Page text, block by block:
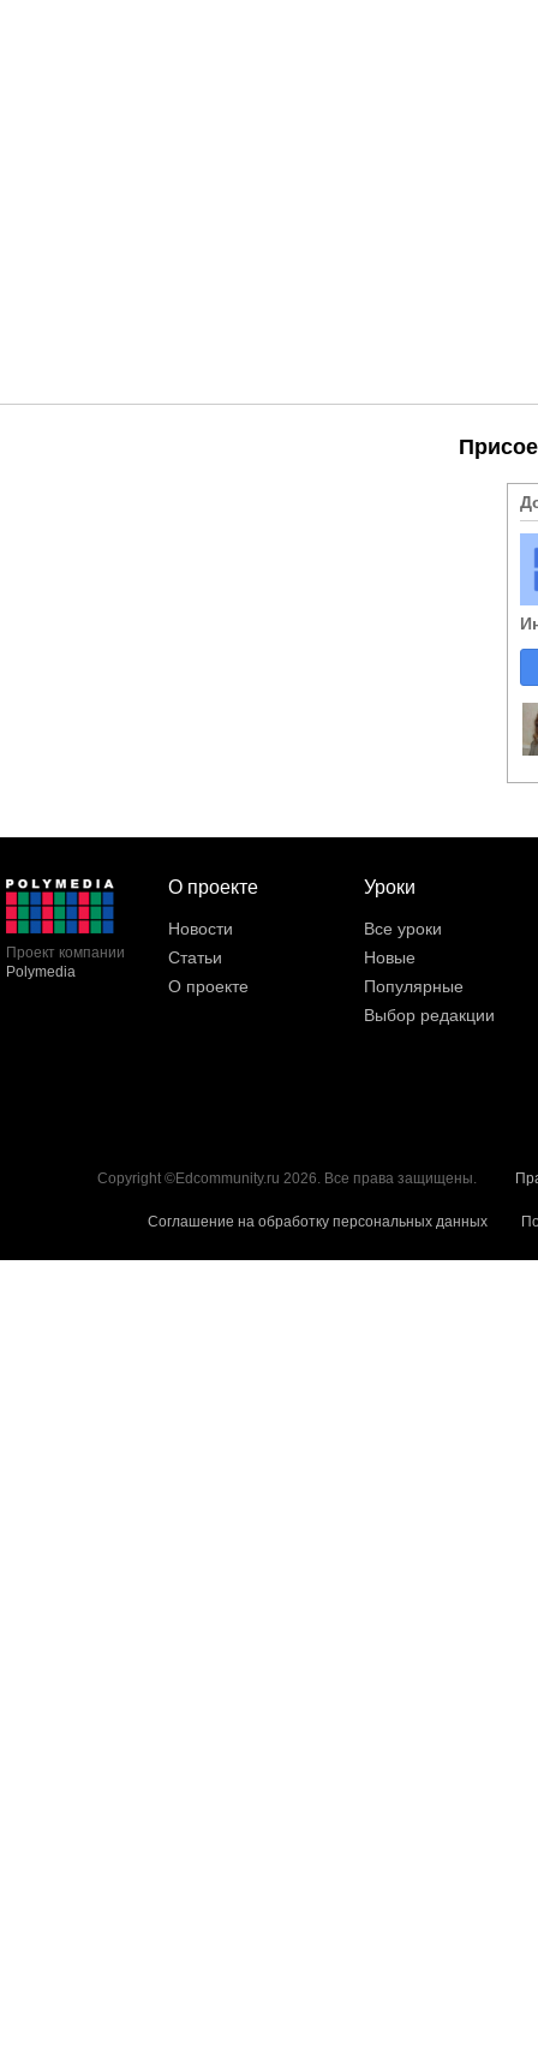
Проект компании
Polymedia
О проекте
Новости
Статьи
О проекте
Уроки
Все уроки
Новые
Популярные
Выбор редакции
Copyright ©Edcommunity.ru 2026. Все права защищены.
Соглашение на обработку персональных данных